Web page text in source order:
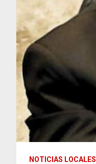
NOTICIAS LOCALES